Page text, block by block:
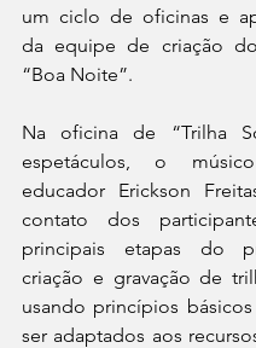
um ciclo de oficinas e
da equipe de criação
“Boa Noite”.
Na oficina de “Trilha
espetáculos, o
educador Erickson
contato dos
principais etapas do
criação e gravação de
usando princípios
ser adaptados aos